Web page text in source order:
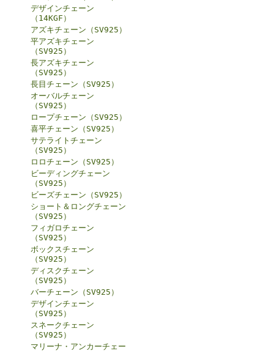
デザインチェーン
（14KGF）
アズキチェーン（SV925）
平アズキチェーン
（SV925）
長アズキチェーン
（SV925）
長目チェーン（SV925）
オーバルチェーン
（SV925）
ロープチェーン（SV925）
喜平チェーン（SV925）
サテライトチェーン
（SV925）
ロロチェーン（SV925）
ビーディングチェーン
（SV925）
ビーズチェーン（SV925）
ショート＆ロングチェーン
（SV925）
フィガロチェーン
（SV925）
ボックスチェーン
（SV925）
ディスクチェーン
（SV925）
バーチェーン（SV925）
デザインチェーン
（SV925）
スネークチェーン
（SV925）
マリーナ・アンカーチェー